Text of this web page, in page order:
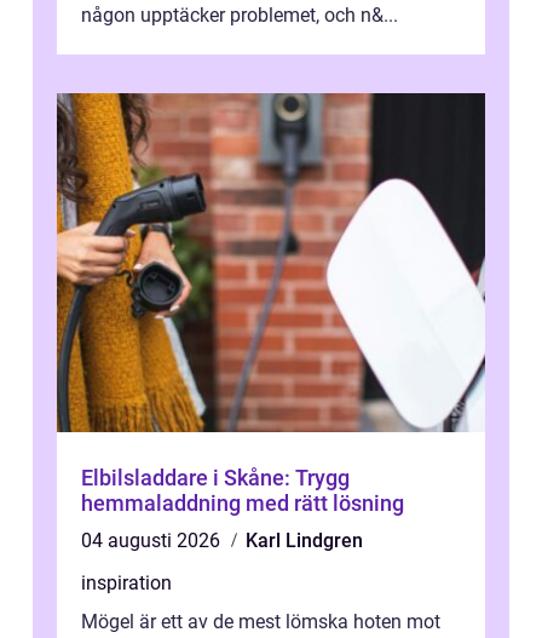
någon upptäcker problemet, och n&...
Elbilsladdare i Skåne: Trygg
hemmaladdning med rätt lösning
04 augusti 2026
Karl Lindgren
inspiration
Mögel är ett av de mest lömska hoten mot